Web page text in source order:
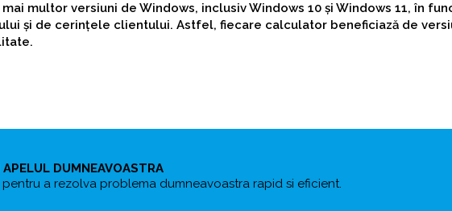
multor versiuni de Windows, inclusiv Windows 10 și Windows 11, în
și de cerințele clientului. Astfel, fiecare calculator beneficiază de
DUMNEAVOASTRA
pentru a rezolva problema dumneavoastra rapid si eficient.